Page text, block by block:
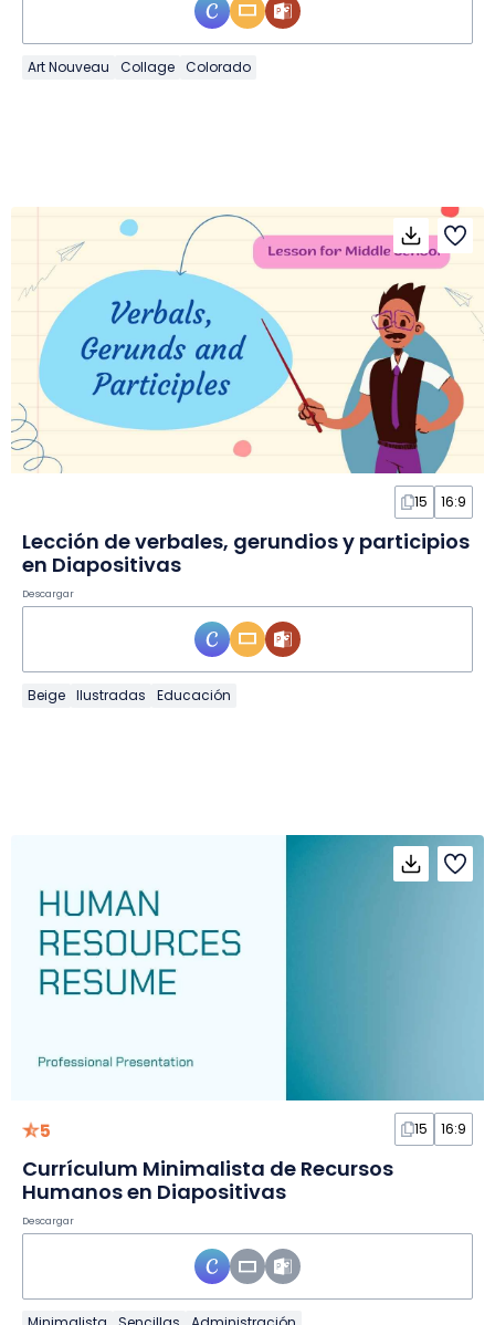
Art Nouveau Collage Colorado
15 16:9
Lección de verbales, gerundios y participios
en Diapositivas
Descargar
Beige Ilustradas Educación
5 15 16:9
Currículum Minimalista de Recursos
Humanos en Diapositivas
Descargar